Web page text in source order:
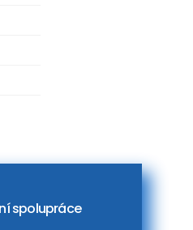
spolupráce